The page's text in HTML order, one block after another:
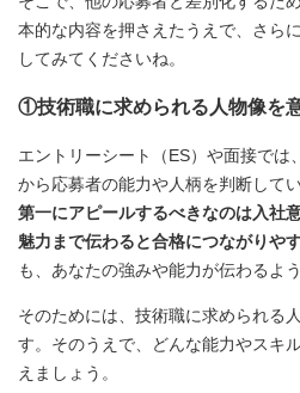
本的な内容を押さえたうえで、さら
してみてくださいね。
①技術職に求められる人物像を
エントリーシート（ES）や面接では
から応募者の能力や人柄を判断してい
第一にアピールするべきなのは入社
魅力まで伝わると合格につながりや
も、あなたの強みや能力が伝わるよ
そのためには、技術職に求められる
す。そのうえで、どんな能力やスキ
えましょう。